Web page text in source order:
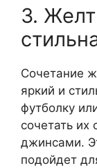
3.
Сочетание
яркий и
футболку
сочетать
джинсами.
подойдет